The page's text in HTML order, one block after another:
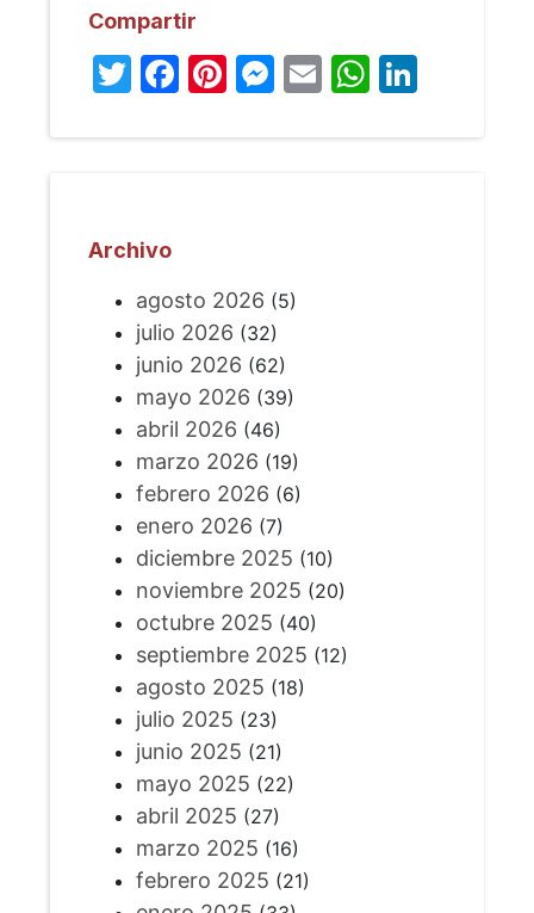
Compartir
Twitter
Facebook
Pinterest
Messenger
Email
Archivo
agosto 2026 (5)
julio 2026 (32)
junio 2026 (62)
mayo 2026 (39)
abril 2026 (46)
marzo 2026 (19)
febrero 2026 (6)
enero 2026 (7)
diciembre 2025 (10)
noviembre 2025 (20)
octubre 2025 (40)
septiembre 2025 (12)
agosto 2025 (18)
julio 2025 (23)
junio 2025 (21)
mayo 2025 (22)
abril 2025 (27)
marzo 2025 (16)
febrero 2025 (21)